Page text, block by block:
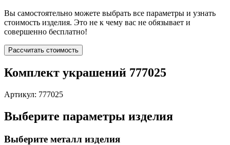
Вы самостоятельно можете выбрать все параметры и узнать
стоимость изделия. Это не к чему вас не обязывает и
совершенно бесплатно!
Рассчитать стоимость
Комплект украшений 777025
Артикул: 777025
Выберите параметры изделия
Выберите металл изделия